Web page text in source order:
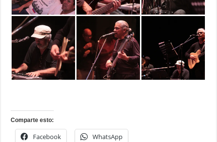
Comparte esto:
Facebook WhatsApp